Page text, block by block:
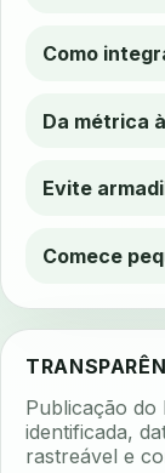
Como
Da métrica
Evite
Comece
Publicação do
identificada,
rastreável e